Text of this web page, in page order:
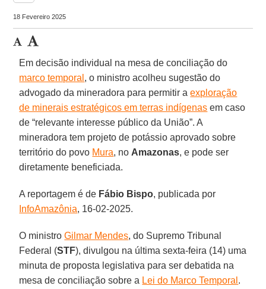
18 Fevereiro 2025
Em decisão individual na mesa de conciliação do
marco temporal , o ministro acolheu sugestão do
advogado da mineradora para permitir aexploração
de minerais estratégicos em terras indígenas em caso
de “relevante interesse público da União”. A
mineradora tem projeto de potássio aprovado sobre
território do povo Mura, no Amazonas, e pode ser
diretamente beneficiada.
A reportagem é de Fábio Bispo, publicada por
InfoAmazônia, 16-02-2025.
O ministroGilmar Mendes, do Supremo Tribunal
Federal (STF), divulgou na última sexta-feira (14) uma
minuta de proposta legislativa para ser debatida na
mesa de conciliação sobre a Lei do Marco Temporal .